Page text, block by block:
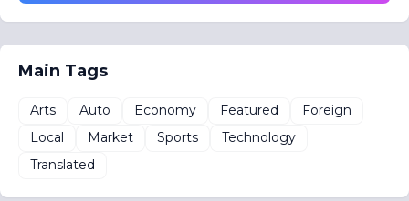
Main Tags
Arts Auto Economy Featured
Foreign
Local
Market Sports
Technology
Translated